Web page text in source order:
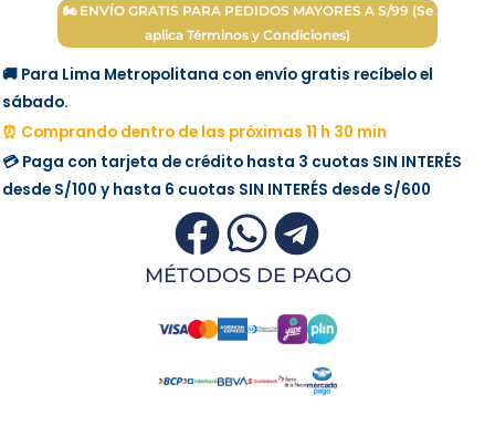
🏍 ENVÍO GRATIS PARA PEDIDOS MAYORES A S/99 (Se
aplica Términos y Condiciones)
🚚 Para Lima Metropolitana con envío gratis recíbelo el
sábado.
⏰ Comprando dentro de las próximas 11 h 30 min
💳 Paga con tarjeta de crédito hasta 3 cuotas SIN INTERÉS
desde S/100 y hasta 6 cuotas SIN INTERÉS desde S/600
MÉTODOS DE PAGO